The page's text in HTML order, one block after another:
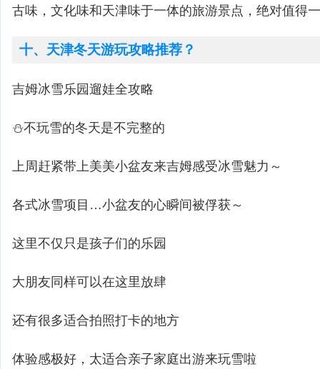
古味，文化味和天津味于一体的旅游景点，绝对值得
十、天津冬天游玩攻略推荐？
吉姆冰雪乐园遛娃全攻略
⛄️不玩雪的冬天是不完整的
上周赶紧带上美美小盆友来吉姆感受冰雪魅力～
各式冰雪项目…小盆友的心瞬间被俘获～
这里不仅只是孩子们的乐园
大朋友同样可以在这里放肆
还有很多适合拍照打卡的地方
体验感极好，太适合亲子家庭出游来玩雪啦